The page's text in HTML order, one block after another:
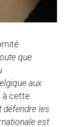
que
aux
à cette
défendre les
est